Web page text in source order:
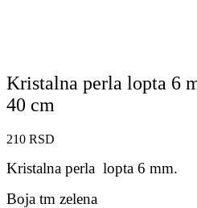
Kristalna perla lopta 6
40 cm
210 RSD
Kristalna perla lopta 6 mm.
Boja tm zelena